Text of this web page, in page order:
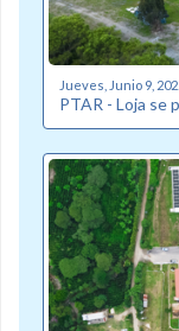
Jueves, Junio 9,
PTAR - Loja se